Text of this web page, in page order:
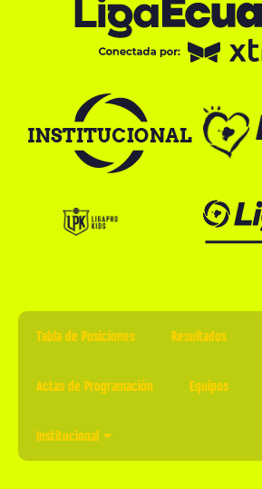
Tabla de Posiciones Resultados
Actas de Programación Equipos
Institucional